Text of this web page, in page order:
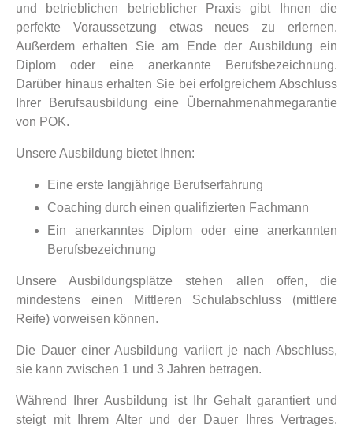
und betrieblichen betrieblicher Praxis gibt Ihnen die
perfekte Voraussetzung etwas neues zu erlernen.
Außerdem erhalten Sie am Ende der Ausbildung ein
Diplom oder eine anerkannte Berufsbezeichnung.
Darüber hinaus erhalten Sie bei erfolgreichem Abschluss
Ihrer Berufsausbildung eine Übernahmenahmegarantie
von POK.
Unsere Ausbildung bietet Ihnen:
Eine erste langjährige Berufserfahrung
Coaching durch einen qualifizierten Fachmann
Ein anerkanntes Diplom oder eine anerkannten
Berufsbezeichnung
Unsere Ausbildungsplätze stehen allen offen, die
mindestens einen Mittleren Schulabschluss (mittlere
Reife) vorweisen können.
Die Dauer einer Ausbildung variiert je nach Abschluss,
sie kann zwischen 1 und 3 Jahren betragen.
Während Ihrer Ausbildung ist Ihr Gehalt garantiert und
steigt mit Ihrem Alter und der Dauer Ihres Vertrages.